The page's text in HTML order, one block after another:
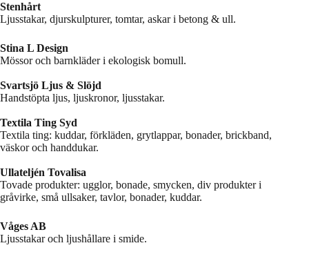
Stenhårt
Ljusstakar, djurskulpturer, tomtar, askar i betong & ull.
Stina L Design
Mössor och barnkläder i ekologisk bomull.
Svartsjö Ljus & Slöjd
Handstöpta ljus, ljuskronor, ljusstakar.
Textila Ting Syd
Textila ting: kuddar, förkläden, grytlappar, bonader, brickband,
väskor och handdukar.
Ullateljén Tovalisa
Tovade produkter: ugglor, bonade, smycken, div produkter i
gråvirke, små ullsaker, tavlor, bonader, kuddar.
Våges AB
Ljusstakar och ljushållare i smide.